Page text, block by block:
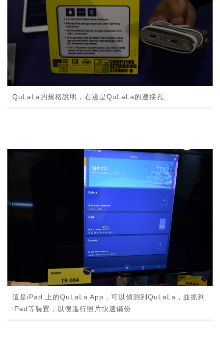
QuLaLa的規格說明，右邊是QuLaLa的連接孔
這是iPad 上的QuLaLa App，可以偵測到QuLaLa，並抓到
iPad等裝置，以便進行照片快速備份